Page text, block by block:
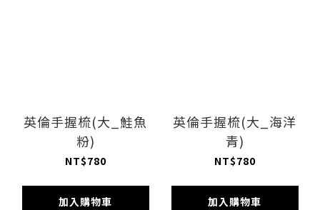
英倫手握梳(大_鮭魚
粉)
NT$780
加入購物車
英倫手握梳(大_海洋
青)
NT$780
加入購物車